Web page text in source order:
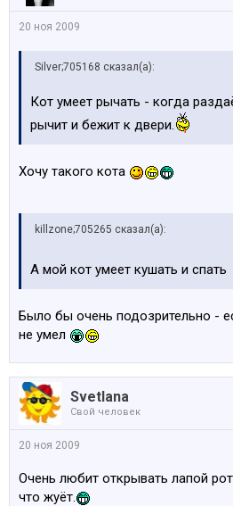
20 ноя 2009
Silver;705168 сказал(а):
Кот умеет рычать - когда
рычит и бежит к двери.
Хочу такого кота
killzone;705265 сказал(а):
А мой кот умеет кушать и спать
Было бы очень подозрительно -
не умел
Svetlana
Свой человек
20 ноя 2009
Очень любит открывать лапой
что жуёт.